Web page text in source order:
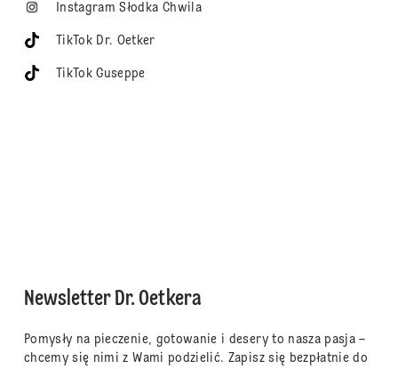
Instagram Słodka Chwila
TikTok Dr. Oetker
TikTok Guseppe
Newsletter Dr. Oetkera
Pomysły na pieczenie, gotowanie i desery to nasza pasja –
chcemy się nimi z Wami podzielić. Zapisz się bezpłatnie do